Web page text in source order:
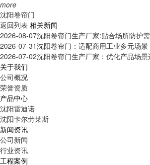
more
沈阳卷帘门
返回列表 相关新闻
2026-08-07沈阳卷帘门生产厂家:贴合场所防护
2026-07-31沈阳卷帘门：适配商用工业多元场景
2026-07-02沈阳卷帘门生产厂家：优化产品场景
关于我们
公司概况
荣誉资质
产品中心
沈阳雷迪诺
沈阳卡尔劳莱斯
新闻资讯
公司新闻
行业资讯
工程案例